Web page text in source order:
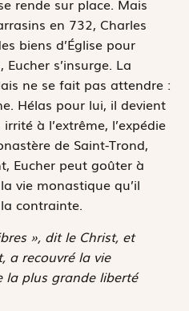
rende sur place. Mais
en 732, Charles
biens d’Église pour
s’insurge. La
ne se fait pas attendre :
Hélas pour lui, il devient
à l’extrême, l’expédie
de Saint-Trond,
Eucher peut goûter à
vie monastique qu’il
contrainte.
», dit le Christ, et
a recouvré la vie
la plus grande liberté